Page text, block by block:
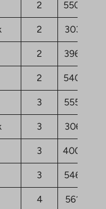
2 55040,86
2 30312,36
2 39645,37
2 54083,63
3 55599,24
3 30631,43
3 40044,22
3 54642,01
4 56157,63